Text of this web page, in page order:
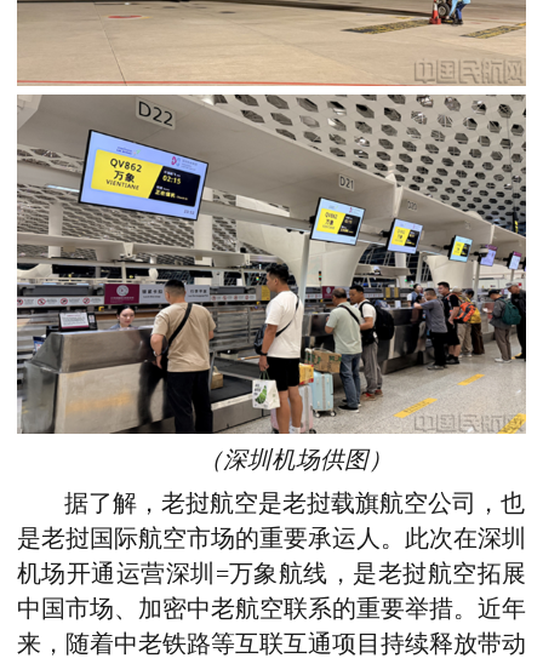
（深圳机场供图）
据了解，老挝航空是老挝载旗航空公司，也
是老挝国际航空市场的重要承运人。此次在深圳
机场开通运营深圳=万象航线，是老挝航空拓展
中国市场、加密中老航空联系的重要举措。近年
来，随着中老铁路等互联互通项目持续释放带动